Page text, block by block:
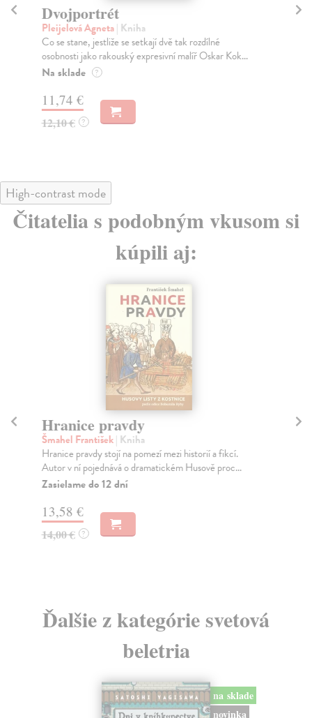
Dvojportrét
Pleijelová Agneta| Kniha
Co se stane, jestliže se setkají dvě tak rozdílné
osobnosti jako rakouský expresivní malíř Oskar Kok...
Na sklade ?
11,74 €
12,10 € ?
High-contrast mode
Čitatelia s podobným vkusom si
kúpili aj:
Hranice pravdy
Šmahel František| Kniha
Hranice pravdy stojí na pomezí mezi historií a fikcí.
Autor v ní pojednává o dramatickém Husově proc...
Zasielame do 12 dní
13,58 €
14,00 € ?
Ďalšie z kategórie svetová
beletria
na sklade
novinka